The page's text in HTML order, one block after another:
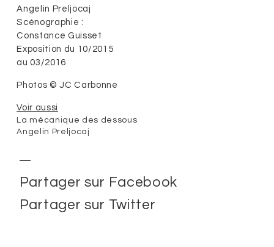
Angelin Preljocaj
Scénographie :
Constance Guisset
Exposition du 10/2015
au 03/2016
Photos © JC Carbonne
Voir aussi
La mécanique des dessous
Angelin Preljocaj
Partager sur Facebook
Partager sur Twitter